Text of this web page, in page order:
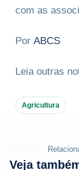
com as
Por ABCS
Leia outras
Agricultura
Veja